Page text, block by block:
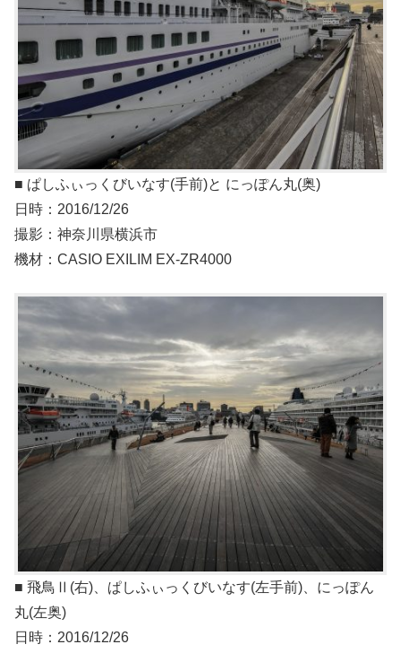
■ ぱしふぃっくびいなす(手前)と にっぽん丸(奥)
日時：2016/12/26
撮影：神奈川県横浜市
機材：CASIO EXILIM EX-ZR4000
■ 飛鳥Ⅱ(右)、ぱしふぃっくびいなす(左手前)、にっぽん
丸(左奥)
日時：2016/12/26